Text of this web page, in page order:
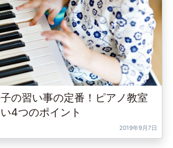
子の習い事の定番！ピアノ教室
4つのポイント
2019年9月7日